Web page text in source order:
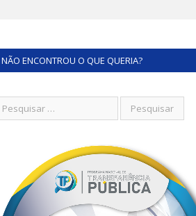
NÃO ENCONTROU O QUE QUERIA?